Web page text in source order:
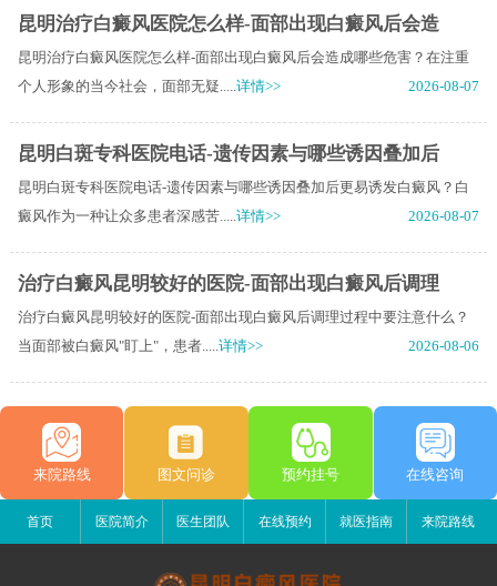
昆明治疗白癜风医院怎么样-面部出现白癜风后会造
昆明治疗白癜风医院怎么样-面部出现白癜风后会造成哪些危害？在注重
个人形象的当今社会，面部无疑.....详情>> 2026-08-07
昆明白斑专科医院电话-遗传因素与哪些诱因叠加后
昆明白斑专科医院电话-遗传因素与哪些诱因叠加后更易诱发白癜风？白
癜风作为一种让众多患者深感苦.....详情>> 2026-08-07
治疗白癜风昆明较好的医院-面部出现白癜风后调理
治疗白癜风昆明较好的医院-面部出现白癜风后调理过程中要注意什么？
当面部被白癜风"盯上"，患者.....详情>> 2026-08-06
来院路线 图文问诊 预约挂号 在线咨询
首页 医院简介 医生团队 在线预约 就医指南 来院路线